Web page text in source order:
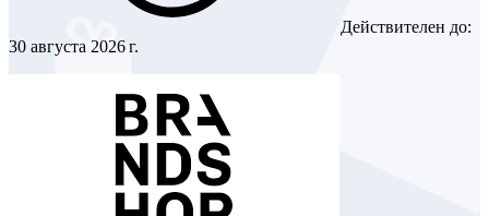
Действителен до:
30 августа 2026 г.